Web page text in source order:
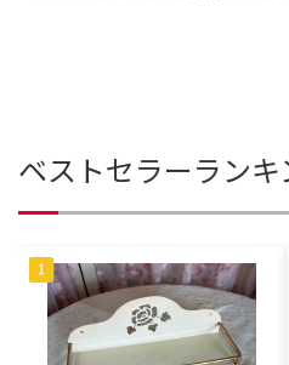
ベストセラーラン